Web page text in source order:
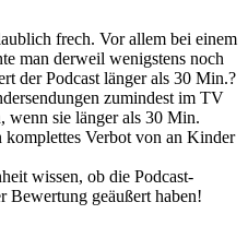
frech. Vor allem bei einem
man derweil wenigstens noch
der Podcast länger als 30 Min.?
zumindest im TV
wenn sie länger als 30 Min.
komplettes Verbot von an Kinder
wissen, ob die Podcast-
Bewertung geäußert haben!